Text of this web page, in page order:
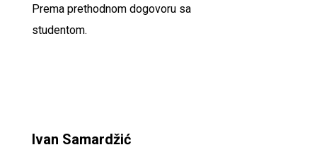
Prema prethodnom dogovoru sa
studentom.
Ivan Samardžić